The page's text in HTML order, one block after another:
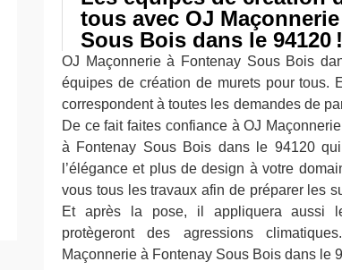
tous avec OJ
Sous Bois dans le 94120 !
OJ Maçonnerie à Fontenay Sous Bois
équipes de création de murets pour tous.
correspondent à toutes les demandes de
De ce fait faites confiance à OJ
à Fontenay Sous Bois dans le 94120
l’élégance et plus de design à votre
vous tous les travaux afin de préparer les
Et après la pose, il appliquera aussi
protègeront des agressions
Maçonnerie à Fontenay Sous Bois dans le